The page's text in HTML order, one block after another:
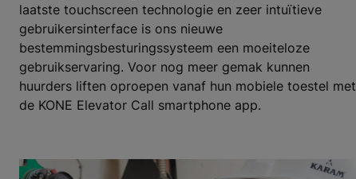
laatste touchscreen technologie en zeer intuïtieve
gebruikersinterface is ons nieuwe
bestemmingsbesturingssysteem een moeiteloze
gebruikservaring. Voor nog meer gemak kunnen
huurders liften oproepen vanaf hun mobiele toestel met
de KONE Elevator Call smartphone app.